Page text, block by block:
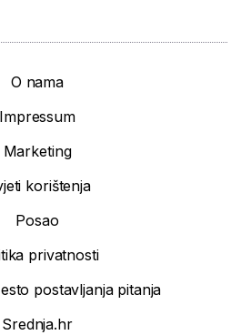
O nama
Impressum
Marketing
korištenja
Posao
privatnosti
postavljanja pitanja
Srednja.hr